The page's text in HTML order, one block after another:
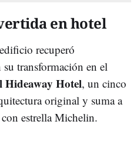
en hotel
recuperó
transformación en el
Hideaway Hotel, un cinco
original y suma a
estrella Michelin.